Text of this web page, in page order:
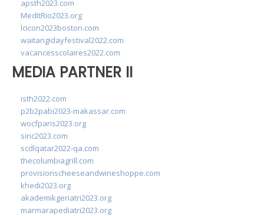
apsth2023.com
MedItRio2023.org
lcicon2023boston.com
waitangidayfestival2022.com
vacancesscolaires2022.com
MEDIA PARTNER II
isth2022.com
p2b2pabi2023-makassar.com
wocfparis2023.org
sinc2023.com
scdlqatar2022-qa.com
thecolumbiagrill.com
provisionscheeseandwineshoppe.com
khedi2023.org
akademikgeriatri2023.org
marmarapediatri2023.org